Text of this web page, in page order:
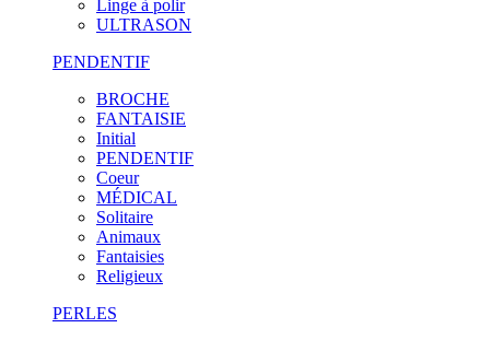
Linge à polir
ULTRASON
PENDENTIF
BROCHE
FANTAISIE
Initial
PENDENTIF
Coeur
MÉDICAL
Solitaire
Animaux
Fantaisies
Religieux
PERLES